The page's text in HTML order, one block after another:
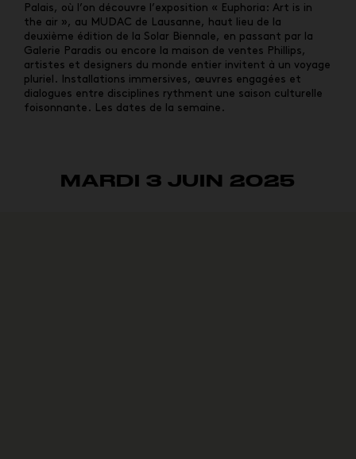
Palais, où l’on découvre l’exposition « Euphoria: Art is in
the air », au MUDAC de Lausanne, haut lieu de la
deuxième édition de la Solar Biennale, en passant par la
Galerie Paradis ou encore la maison de ventes Phillips,
artistes et designers du monde entier invitent à un voyage
pluriel. Installations immersives, œuvres engagées et
dialogues entre disciplines rythment une saison culturelle
foisonnante. Les dates de la semaine.
MARDI 3 JUIN 2025